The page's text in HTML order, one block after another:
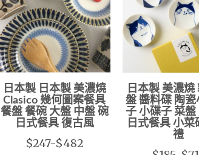
日本製 日本製 美濃燒
Clasico 幾何圖案餐具
餐盤 餐碗 大盤 中盤 碗
日式餐具 復古風
$247-$482
日本製 美濃燒
盤 醬料碟 陶瓷
子 小碟子 菜盤
日式餐具 小菜
禮